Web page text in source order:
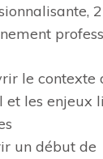
le contexte
et les enjeux
un début de